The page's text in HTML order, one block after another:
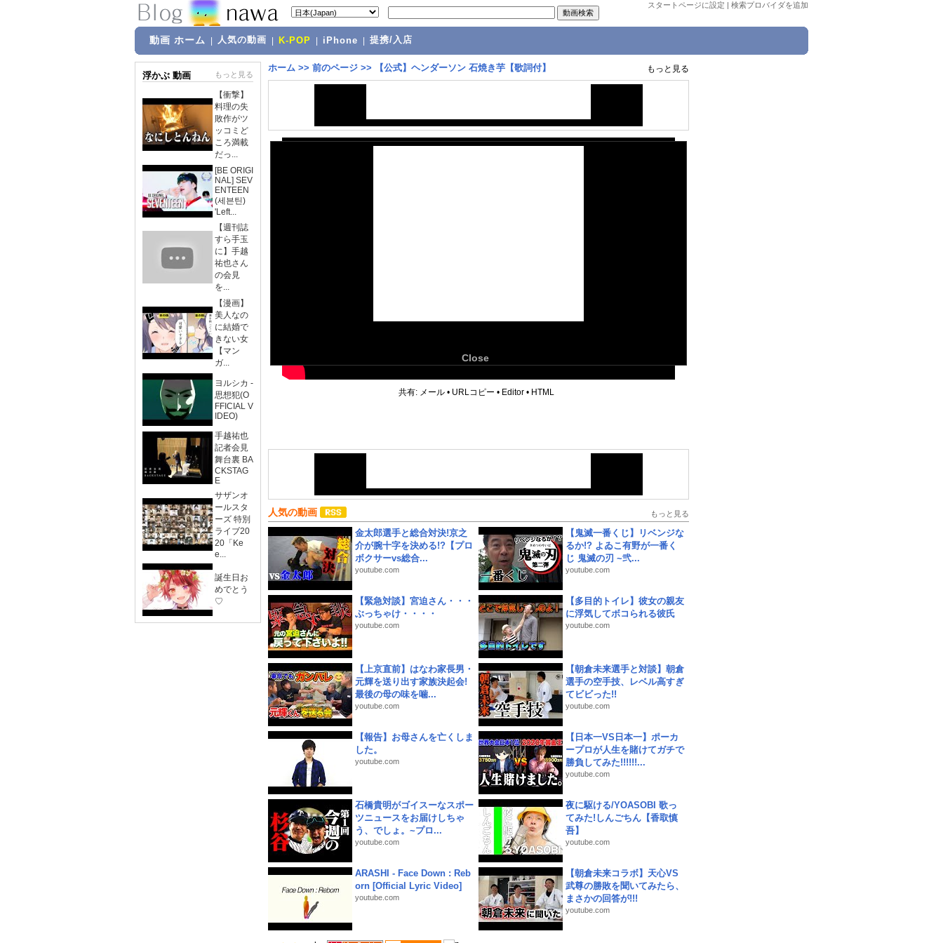
スタートページに設定 | 検索プロバイダを追加
動画 ホーム 人気の動画 K-POP iPhone 提携/入店
浮かぶ 動画 もっと見る
【衝撃】
料理の失
敗作がツ
ッコミど
ころ満載
だっ...
[BE ORIGI
NAL] SEV
ENTEEN
(세븐틴)
'Left...
【週刊誌
すら手玉
に】手越
祐也さん
の会見
を...
【漫画】
美人なの
に結婚で
きない女
【マン
ガ...
ヨルシカ -
思想犯(O
FFICIAL V
IDEO)
手越祐也
記者会見
舞台裏 BA
CKSTAG
E
サザンオ
ールスタ
ーズ 特別
ライブ20
20「Ke
e...
誕生日お
めでとう
♡
ホーム >> 前のページ >> 【公式】ヘンダーソン 石焼き芋【歌詞付】 もっと見る
Close
共有: メール • URLコピー • Editor • HTML
人気の動画 もっと見る
金太郎選手と総合対決!京之
介が腕十字を決める!?【プロ
ボクサーvs総合...
youtube.com
【鬼滅一番くじ】リベンジな
るか!? よゐこ有野が一番く
じ 鬼滅の刃 ~弐...
youtube.com
【緊急対談】宮迫さん・・・
ぶっちゃけ・・・・
youtube.com
【多目的トイレ】彼女の親友
に浮気してボコられる彼氏
youtube.com
【上京直前】はなわ家長男・
元輝を送り出す家族決起会!
最後の母の味を噛...
youtube.com
【朝倉未来選手と対談】朝倉
選手の空手技、レベル高すぎ
てビビった!!
youtube.com
【報告】お母さんを亡くしま
した。
youtube.com
【日本一VS日本一】ポーカ
ープロが人生を賭けてガチで
勝負してみた!!!!!!...
youtube.com
石橋貴明がゴイスーなスポー
ツニュースをお届けしちゃ
う、でしょ。~プロ...
youtube.com
夜に駆ける/YOASOBI 歌っ
てみた!しんごちん【香取慎
吾】
youtube.com
ARASHI - Face Down : Reb
orn [Official Lyric Video]
youtube.com
【朝倉未来コラボ】天心VS
武尊の勝敗を聞いてみたら、
まさかの回答が!!!
youtube.com